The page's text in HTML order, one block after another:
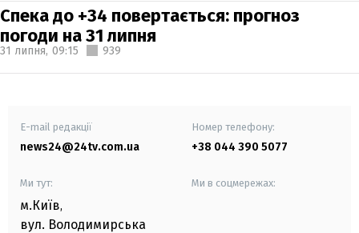
Спека до +34 повертається: прогноз
погоди на 31 липня
31 липня, 09:15 939
E-mail редакції
news24@24tv.com.ua
Номер телефону:
+38 044 390 5077
Ми тут:
м.Київ,
вул. Володимирська
Ми в соцмережах: